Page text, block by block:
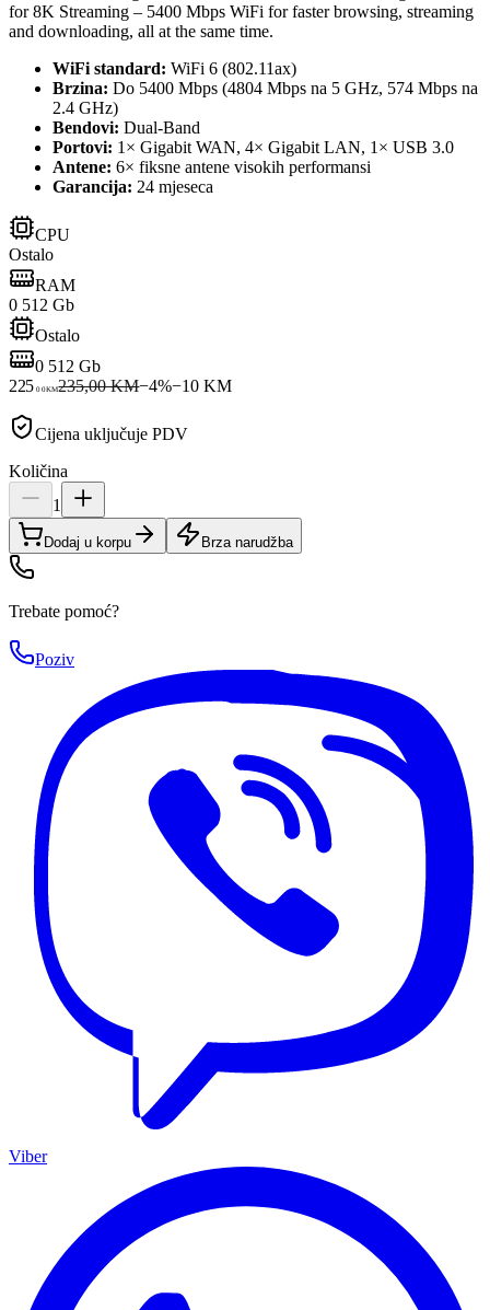
for 8K Streaming – 5400 Mbps WiFi for faster browsing, streaming
and downloading, all at the same time.
WiFi standard: WiFi 6 (802.11ax)
Brzina: Do 5400 Mbps (4804 Mbps na 5 GHz, 574 Mbps na
2.4 GHz)
Bendovi: Dual-Band
Portovi: 1× Gigabit WAN, 4× Gigabit LAN, 1× USB 3.0
Antene: 6× fiksne antene visokih performansi
Garancija: 24 mjeseca
CPU
Ostalo
RAM
0 512 Gb
Ostalo
0 512 Gb
225 00KM235,00 KM−4%−10 KM
Cijena uključuje PDV
Količina
1
Dodaj u korpu Brza narudžba
Trebate pomoć?
Poziv
Viber